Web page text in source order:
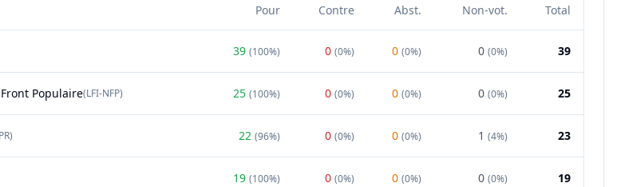
Pour Contre Abst. Non-vot. Total
39 (100%) 0 (0%) 0 (0%) 0 (0%) 39
Populaire(LFI-NFP) 25 (100%) 0 (0%) 0 (0%) 0 (0%) 25
) 22 (96%) 0 (0%) 0 (0%) 1 (4%) 23
19 (100%) 0 (0%) 0 (0%) 0 (0%) 19